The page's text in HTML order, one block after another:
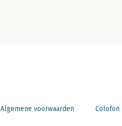
Algemene voorwaarden Colofon